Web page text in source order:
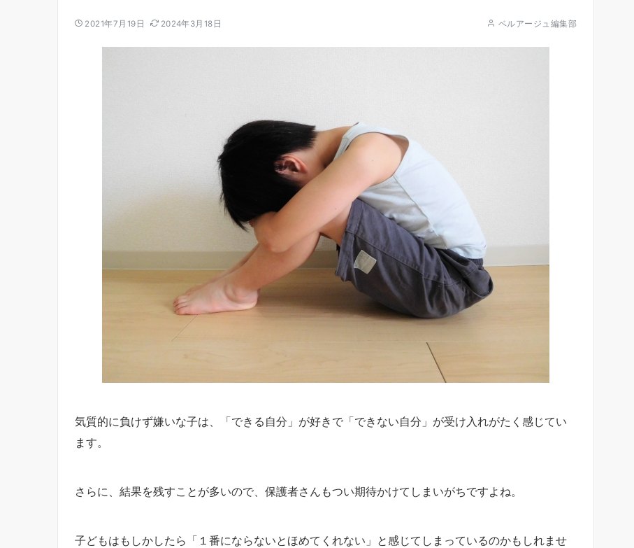
2021年7月19日 2024年3月18日 ベルアージュ編集部
気質的に負けず嫌いな子は、「できる自分」が好きで「できない自分」が受け入れがたく感じてい
ます。
さらに、結果を残すことが多いので、保護者さんもつい期待かけてしまいがちですよね。
子どもはもしかしたら「１番にならないとほめてくれない」と感じてしまっているのかもしれませ